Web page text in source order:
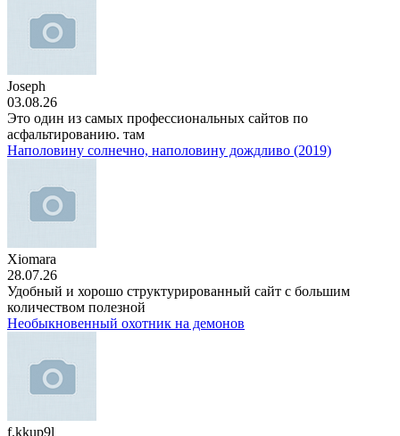
Joseph
03.08.26
Это один из самых профессиональных сайтов по
асфальтированию. там
Наполовину солнечно, наполовину дождливо (2019)
Xiomara
28.07.26
Удобный и хорошо структурированный сайт с большим
количеством полезной
Необыкновенный охотник на демонов
f.kkup9l